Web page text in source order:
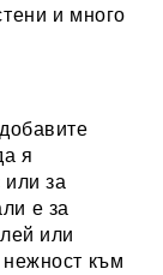
и много
я
за
е за
или
нежност към